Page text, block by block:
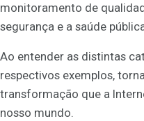
monitoramento de
segurança e a saúde
Ao entender as distintas
respectivos exemplos,
transformação que a
nosso mundo.